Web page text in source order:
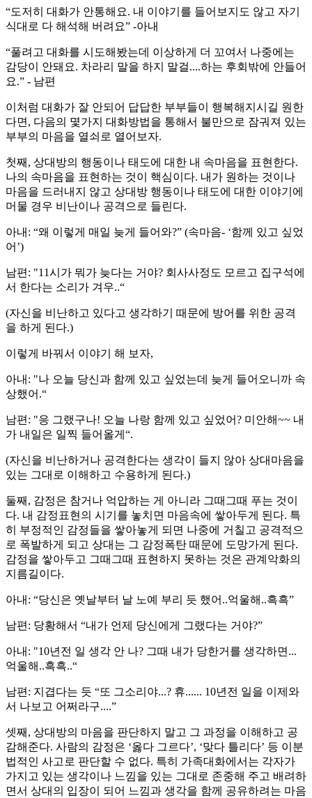
“도저히 대화가 안통해요. 내 이야기를 들어보지도 않고 자기
식대로 다 해석해 버려요” -아내
“풀려고 대화를 시도해봤는데 이상하게 더 꼬여서 나중에는
감당이 안돼요. 차라리 말을 하지 말걸....하는 후회밖에 안들어
요.” - 남편
이처럼 대화가 잘 안되어 답답한 부부들이 행복해지시길 원한
다면, 다음의 몇가지 대화방법을 통해서 불만으로 잠궈져 있는
부부의 마음을 열쇠로 열어보자.
첫째, 상대방의 행동이나 태도에 대한 내 속마음을 표현한다.
나의 속마음을 표현하는 것이 핵심이다. 내가 원하는 것이나
마음을 드러내지 않고 상대방 행동이나 태도에 대한 이야기에
머물 경우 비난이나 공격으로 들린다.
아내: “왜 이렇게 매일 늦게 들어와?” (속마음- ‘함께 있고 싶었
어’)
남편: "11시가 뭐가 늦다는 거야? 회사사정도 모르고 집구석에
서 한다는 소리가 겨우..“
(자신을 비난하고 있다고 생각하기 때문에 방어를 위한 공격
을 하게 된다.)
이렇게 바꿔서 이야기 해 보자,
아내: "나 오늘 당신과 함께 있고 싶었는데 늦게 들어오니까 속
상했어.“
남편: "응 그랬구나! 오늘 나랑 함께 있고 싶었어? 미안해~~ 내
가 내일은 일찍 들어올게“.
(자신을 비난하거나 공격한다는 생각이 들지 않아 상대마음을
있는 그대로 이해하고 수용하게 된다.)
둘째, 감정은 참거나 억압하는 게 아니라 그때그때 푸는 것이
다. 내 감정표현의 시기를 놓치면 마음속에 쌓아두게 된다. 특
히 부정적인 감정들을 쌓아놓게 되면 나중에 거칠고 공격적으
로 폭발하게 되고 상대는 그 감정폭탄 때문에 도망가게 된다.
감정을 쌓아두고 그때그때 표현하지 못하는 것은 관계악화의
지름길이다.
아내: “당신은 옛날부터 날 노예 부리 듯 했어..억울해..흑흑”
남편: 당황해서 “내가 언제 당신에게 그랬다는 거야?”
아내: "10년전 일 생각 안 나? 그때 내가 당한거를 생각하면...
억울해..흑흑..“
남편: 지겹다는 듯 “또 그소리야...? 휴...... 10년전 일을 이제와
서 나보고 어쩌라구....”
셋째, 상대방의 마음을 판단하지 말고 그 과정을 이해하고 공
감해준다. 사람의 감정은 ‘옳다 그르다’, ‘맞다 틀리다’ 등 이분
법적인 사고로 판단할 수 없다. 특히 가족대화에서는 각자가
가지고 있는 생각이나 느낌을 있는 그대로 존중해 주고 배려하
면서 상대의 입장이 되어 느낌과 생각을 함께 공유하려는 마음